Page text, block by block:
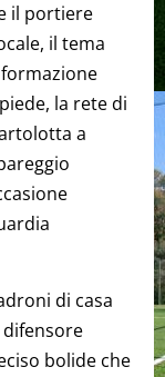
il portiere
il tema
la rete di
a
di casa
bolide che